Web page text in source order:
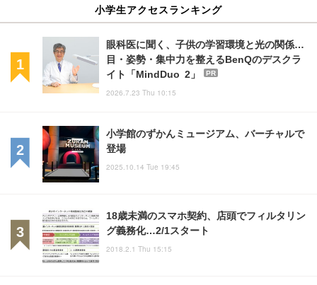
小学生アクセスランキング
眼科医に聞く、子供の学習環境と光の関係…
目・姿勢・集中力を整えるBenQのデスクラ
イト「MindDuo 2」
PR
2026.7.23 Thu 10:15
小学館のずかんミュージアム、バーチャルで
登場
2025.10.14 Tue 19:45
18歳未満のスマホ契約、店頭でフィルタリン
グ義務化…2/1スタート
2018.2.1 Thu 15:15